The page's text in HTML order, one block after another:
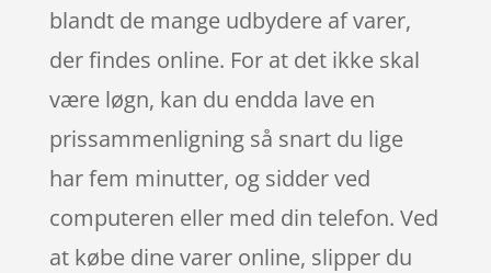
blandt de mange udbydere af varer,
der findes online. For at det ikke skal
være løgn, kan du endda lave en
prissammenligning så snart du lige
har fem minutter, og sidder ved
computeren eller med din telefon. Ved
at købe dine varer online, slipper du